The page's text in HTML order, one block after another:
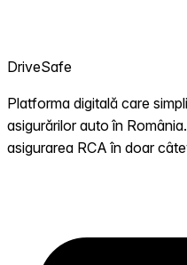
DriveSafe
Platforma digitală care
asigurărilor auto în
asigurarea RCA în doar